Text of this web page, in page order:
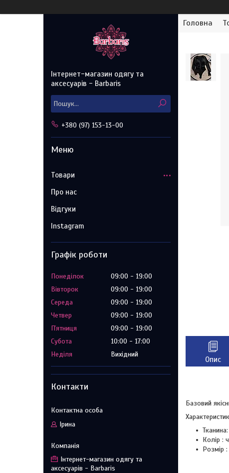
Головна
Опис
Базовий
Колір :
Розмір :
Інтернет-магазин одягу та
аксесуарів - Barbaris
+380 (97) 153-13-00
Товари
Про нас
Відгуки
Instagram
Графік роботи
Понеділок 09:00
19:00
Вівторок
09:00
19:00
Середа
09:00
19:00
Четвер
09:00
19:00
Пʼятниця
09:00
19:00
Субота
10:00
17:00
Неділя
Вихідний
Контакти
Ірина
Інтернет-магазин одягу та
аксесуарів - Barbaris